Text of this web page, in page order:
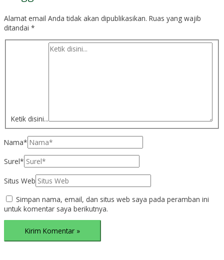
Alamat email Anda tidak akan dipublikasikan. Ruas yang wajib
ditandai *
Ketik disini...
Nama*
Surel*
Situs Web
Simpan nama, email, dan situs web saya pada peramban ini
untuk komentar saya berikutnya.